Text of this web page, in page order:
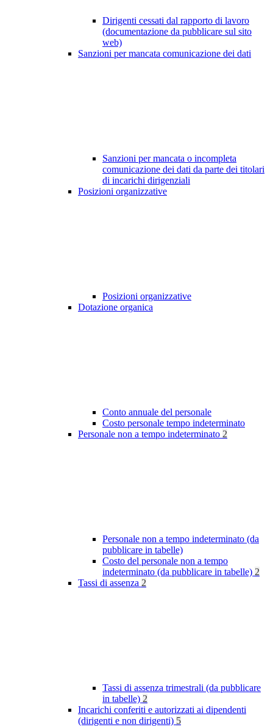
Dirigenti cessati dal rapporto di lavoro
(documentazione da pubblicare sul sito
web)
Sanzioni per mancata comunicazione dei dati
Sanzioni per mancata o incompleta
comunicazione dei dati da parte dei titolari
di incarichi dirigenziali
Posizioni organizzative
Posizioni organizzative
Dotazione organica
Conto annuale del personale
Costo personale tempo indeterminato
Personale non a tempo indeterminato 2
Personale non a tempo indeterminato (da
pubblicare in tabelle)
Costo del personale non a tempo
indeterminato (da pubblicare in tabelle) 2
Tassi di assenza 2
Tassi di assenza trimestrali (da pubblicare
in tabelle) 2
Incarichi conferiti e autorizzati ai dipendenti
(dirigenti e non dirigenti) 5